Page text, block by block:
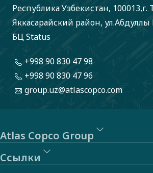
Республика Узбекистан, 100013,г.
Яккасарайский район, ул.Абдуллы
БЦ Status
+998 90 830 47 98
+998 90 830 47 96
group.uz@atlascopco.com
Atlas Copco Group
Ссылки